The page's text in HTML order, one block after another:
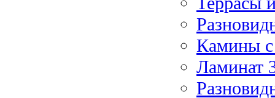
Камины с
Ламинат